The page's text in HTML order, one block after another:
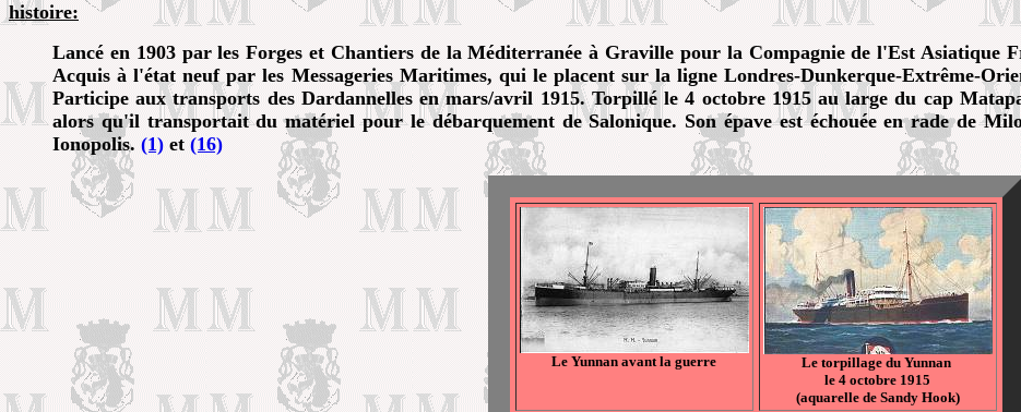
histoire:
Lancé en 1903 par les Forges et Chantiers de la Méditerranée à Graville pour la Compagnie de l'Est Asiatique
Acquis à l'état neuf par les Messageries Maritimes, qui le placent sur la ligne Londres-Dunkerque-Extrême-
Participe aux transports des Dardannelles en mars/avril 1915. Torpillé le 4 octobre 1915 au large du cap
alors qu'il transportait du matériel pour le débarquement de Salonique. Son épave est échouée en rade de
Ionopolis. (1) et (16)
Le Yunnan avant la guerre
Le torpillage du Yunnan
le 4 octobre 1915
(aquarelle de Sandy Hook)